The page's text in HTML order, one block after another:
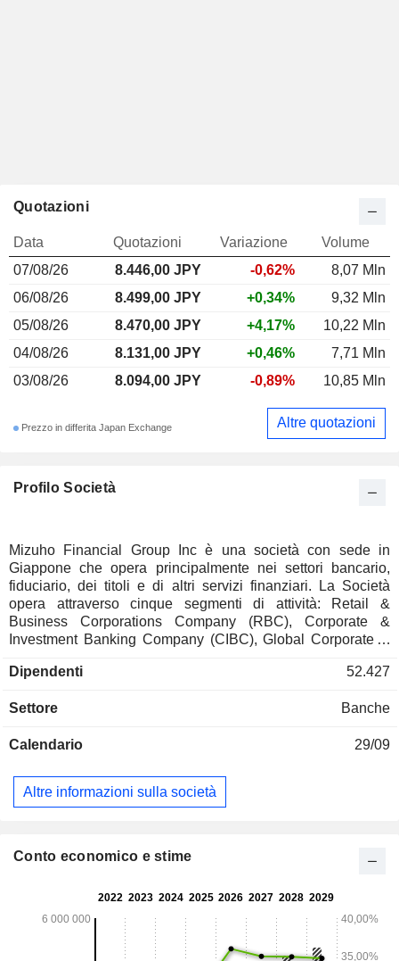
Profilo Società
Mizuho Financial Group Inc è una società con sede in
Giappone che opera principalmente nei settori bancario,
fiduciario, dei titoli e di altri servizi finanziari. La Società
opera attraverso cinque segmenti di attività: Retail &
Business Corporations Company (RBC), Corporate &
Investment Banking Company (CIBC), Global Corporate &
Company (GMC) e Asset Management Company (AMC). Il
finanziarie e enti pubblici in Giappone. Il segmento GCIBC
e di società non giapponesi. Il segmento GMC è impegnato
strumenti. Il segmento AMC è impegnato nello sviluppo e
nella fornitura di prodotti che soddisfano le esigenze di
Dipendenti 52.427
Settore Banche
Calendario 29/09
Altre informazioni sulla società
Quotazioni
Data Quotazioni Variazione
Volume
07/08/26
8.446,00 JPY -0,62%
8,07 Mln
06/08/26
8.499,00 JPY +0,34%
9,32 Mln
05/08/26
8.470,00 JPY +4,17%
10,22 Mln
04/08/26
8.131,00 JPY +0,46%
7,71 Mln
03/08/26
8.094,00 JPY -0,89% 10,85 Mln
Prezzo in differita Japan Exchange Altre quotazioni
Conto economico e stime